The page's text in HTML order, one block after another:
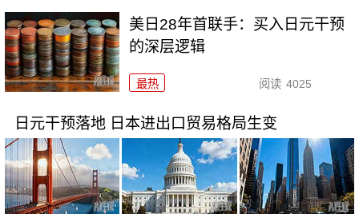
美日28年首联手：买入日元干预
的深层逻辑
最热 阅读 4025
日元干预落地 日本进出口贸易格局生变